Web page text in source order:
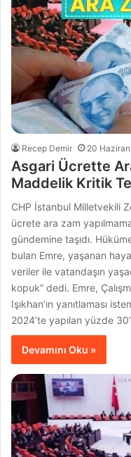
Recep Demir 20
Asgari Ücrette
Maddelik Kritik
CHP İstanbul Milletvekili
ücrete ara zam
gündemine taşıdı.
bulan Emre, yaşanan
veriler ile vatandaşın
kopuk” dedi. Emre,
Işıkhan’ın yanıtlaması
2024’te yapılan yüzde
Devamını Oku »